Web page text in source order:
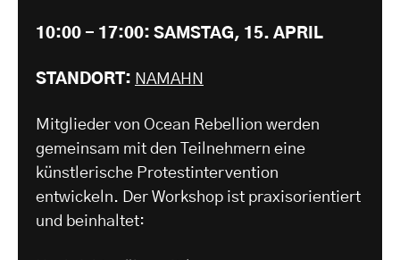
10:00 - 17:00: SAMSTAG, 15. APRIL
STANDORT: NAMAHN
Mitglieder von Ocean Rebellion werden
gemeinsam mit den Teilnehmern eine
künstlerische Protestintervention
entwickeln. Der Workshop ist praxisorientiert
und beinhaltet: